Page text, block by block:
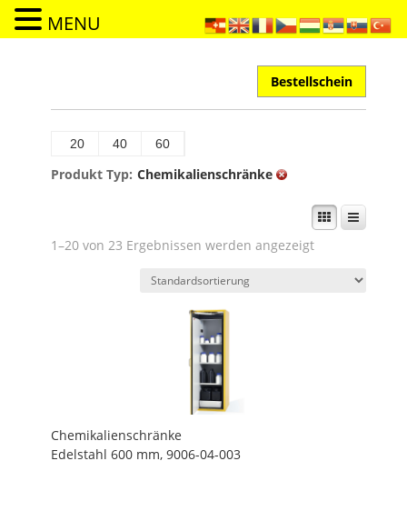
Bestellschein
20 40 60
Produkt Typ: Chemikalienschränke
1–20 von 23 Ergebnissen werden angezeigt
Chemikalienschränke
Edelstahl 600 mm, 9006-04-003
MENU